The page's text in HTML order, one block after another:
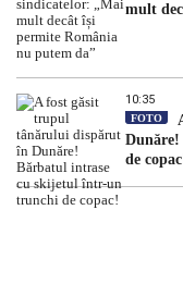
mult
10:35
FOTO
de